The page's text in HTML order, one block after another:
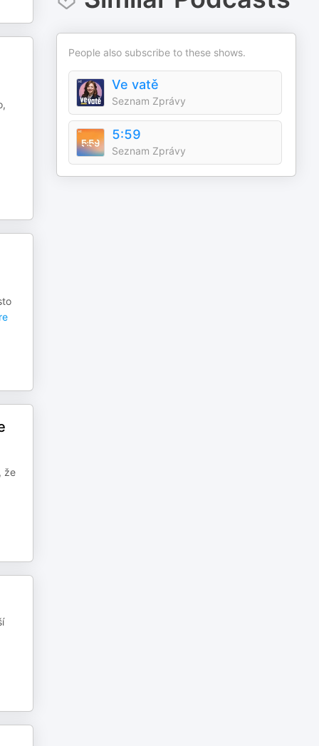
že
People also subscribe to these shows.
Ve vatě
Seznam Zprávy
5:59
Seznam Zprávy